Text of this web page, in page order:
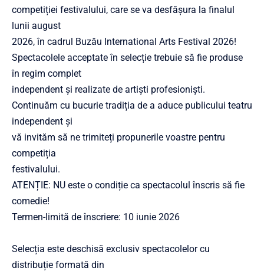
competiției festivalului, care se va desfășura la finalul
lunii august
2026, în cadrul Buzău International Arts Festival 2026!
Spectacolele acceptate în selecție trebuie să fie produse
în regim complet
independent și realizate de artiști profesioniști.
Continuăm cu bucurie tradiția de a aduce publicului teatru
independent și
vă invităm să ne trimiteți propunerile voastre pentru
competiția
festivalului.
ATENȚIE: NU este o condiție ca spectacolul înscris să fie
comedie!
Termen-limită de înscriere: 10 iunie 2026
Selecția este deschisă exclusiv spectacolelor cu
distribuție formată din